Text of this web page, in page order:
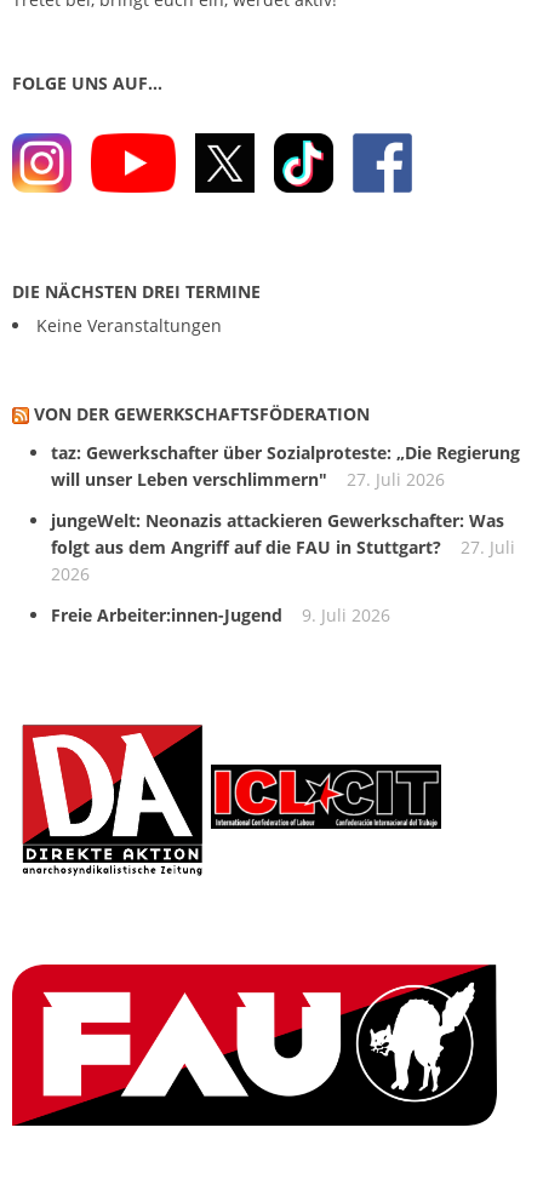
FOLGE UNS AUF…
DIE NÄCHSTEN DREI TERMINE
Keine Veranstaltungen
VON DER GEWERKSCHAFTS­FÖDERATION
taz: Gewerkschafter über Sozialproteste: „Die Regierung
will unser Leben verschlimmern"
27. Juli 2026
jungeWelt: Neonazis attackieren Gewerkschafter: Was
folgt aus dem Angriff auf die FAU in Stuttgart?
27. Juli
2026
Freie Arbeiter:innen-Jugend
9. Juli 2026